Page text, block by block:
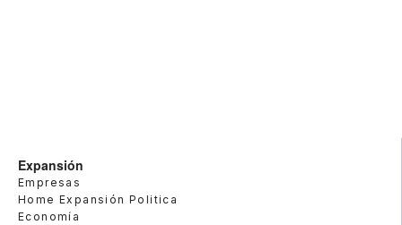
Expansión
Empresas
Home Expansión Politica
Economía